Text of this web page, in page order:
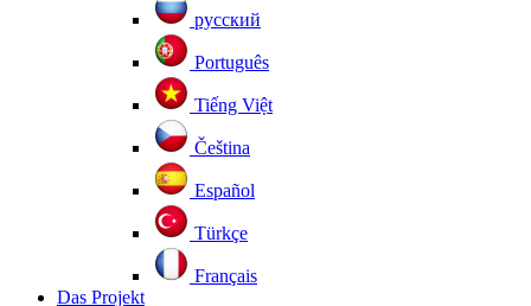
русский
Português
Tiếng Việt
Čeština
Español
Türkçe
Français
Das Projekt